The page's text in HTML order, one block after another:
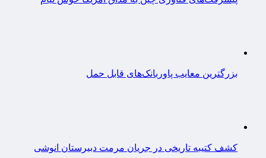
بزرگترین معایب پاوربانک‌های قابل حمل
کشف کتیبه تاریخی در جریان مرمت دبیرستان انوشی